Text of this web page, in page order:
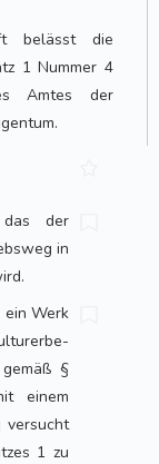
belässt die
1 Nummer 4
Amtes der
der
in
ein Werk
§
einem
versucht
1 zu